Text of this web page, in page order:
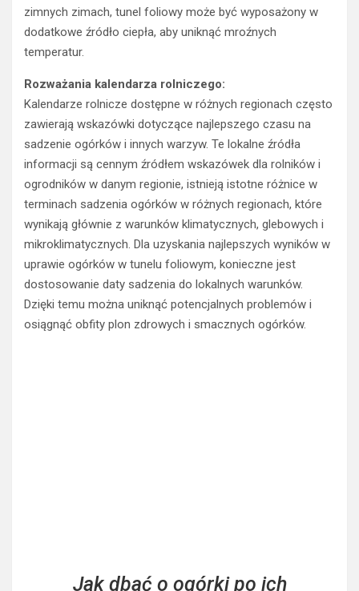
zimnych zimach, tunel foliowy może być wyposażony w
dodatkowe źródło ciepła, aby uniknąć mroźnych
temperatur.
Rozważania kalendarza rolniczego:
Kalendarze rolnicze dostępne w różnych regionach często
zawierają wskazówki dotyczące najlepszego czasu na
sadzenie ogórków i innych warzyw. Te lokalne źródła
informacji są cennym źródłem wskazówek dla rolników i
ogrodników w danym regionie, istnieją istotne różnice w
terminach sadzenia ogórków w różnych regionach, które
wynikają głównie z warunków klimatycznych, glebowych i
mikroklimatycznych. Dla uzyskania najlepszych wyników w
uprawie ogórków w tunelu foliowym, konieczne jest
dostosowanie daty sadzenia do lokalnych warunków.
Dzięki temu można uniknąć potencjalnych problemów i
osiągnąć obfity plon zdrowych i smacznych ogórków.